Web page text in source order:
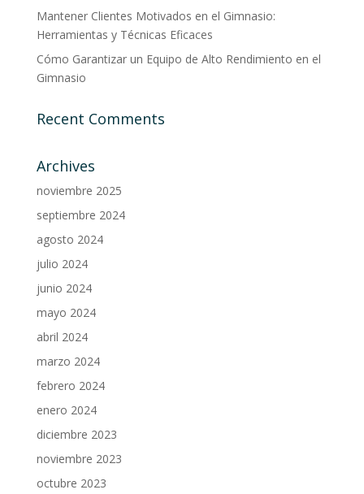
Mantener Clientes Motivados en el Gimnasio:
Herramientas y Técnicas Eficaces
Cómo Garantizar un Equipo de Alto Rendimiento en el
Gimnasio
Recent Comments
Archives
noviembre 2025
septiembre 2024
agosto 2024
julio 2024
junio 2024
mayo 2024
abril 2024
marzo 2024
febrero 2024
enero 2024
diciembre 2023
noviembre 2023
octubre 2023